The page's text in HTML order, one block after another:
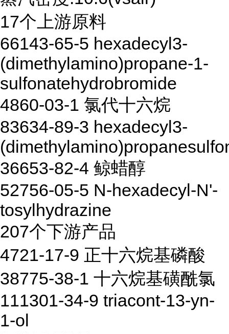
17个上游原料
66143-65-5 hexadecyl3-
(dimethylamino)propane-1-
sulfonatehydrobromide
4860-03-1 氯代十六烷
83634-89-3 hexadecyl3-
36653-82-4 鲸蜡醇
52756-05-5 N-hexadecyl-N'-
tosylhydrazine
207个下游产品
4721-17-9 正十六烷基磷酸
38775-38-1 十六烷基磺酰氯
111301-34-9 triacont-13-yn-
1-ol